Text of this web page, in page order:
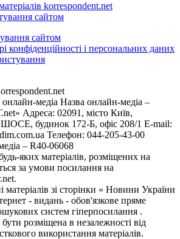
korrespondent.net
сайтом
сайтом
конфіденційності і персональних даних
медіа Назва онлайн-медіа –
Адреса: 02091, місто Київ,
будинок 172-Б, офіс 208/1 E-mail:
Телефон: 044-205-43-00
– R40-06068
яких матеріалів, розміщених на
за умови посилання на
зі сторінки « Новини України
- видань - обов'язкове пряме
систем гіперпосилання .
розміщена в незалежності від
використання матеріалів.